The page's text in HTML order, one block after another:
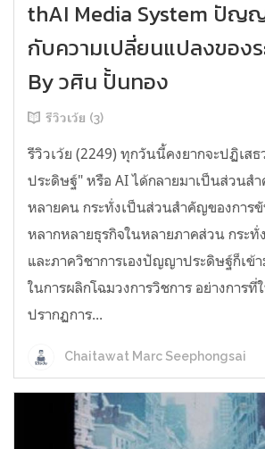
thAI Media System ปัญ
กับความเปลี่ยนแปลงของ
By วศิน ปั้นทอง
รีวิวเว้ย (3)
รีวิวเว้ย (2249) ทุกวันนี้คงยากจะปฏิเส
ประดิษฐ์" หรือ AI ได้กลายมาเป็นส่วนส
หลายคน กระทั่งเป็นส่วนสำคัญของการ
หลากหลายธุรกิจในหลายภาคส่วน กระทั่
และภาควิชาการเองปัญญาประดิษฐ์ก็เ
ในการผลิกโฉมวงการวิชการ อย่างการ
ปรากฏการ...
Chaitawat Marc Seephongsai